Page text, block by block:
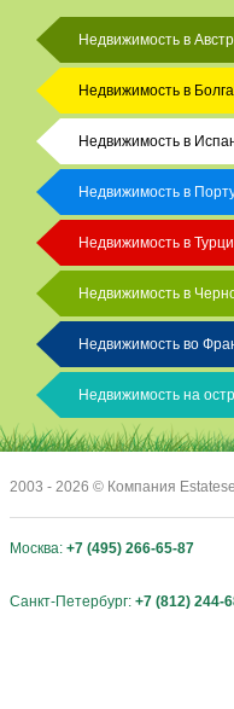
Недвижимость в
Недвижимость в
Недвижимость в
Недвижимость в
Недвижимость в
Недвижимость в
Недвижимость во
Недвижимость на
2003 - 2026 © Компания
Москва: +7 (495) 266-65-87
Санкт-Петербург: +7 (812) 244-